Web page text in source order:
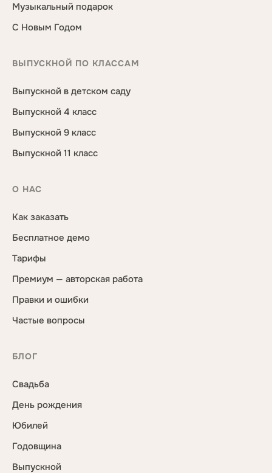
Музыкальный подарок
С Новым Годом
ВЫПУСКНОЙ ПО КЛАССАМ
Выпускной в детском саду
Выпускной 4 класс
Выпускной 9 класс
Выпускной 11 класс
О НАС
Как заказать
Бесплатное демо
Тарифы
Премиум — авторская работа
Правки и ошибки
Частые вопросы
БЛОГ
Свадьба
День рождения
Юбилей
Годовщина
Выпускной